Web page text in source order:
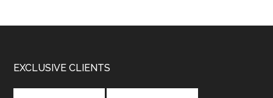
Footer
EXCLUSIVE CLIENTS